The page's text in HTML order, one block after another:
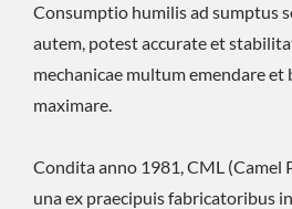
Consumptio humilis ad sumptus
autem, potest accurate et
mechanicae multum emendare
maximare.
Condita anno 1981, CML (Camel
una ex praecipuis fabricatoribus